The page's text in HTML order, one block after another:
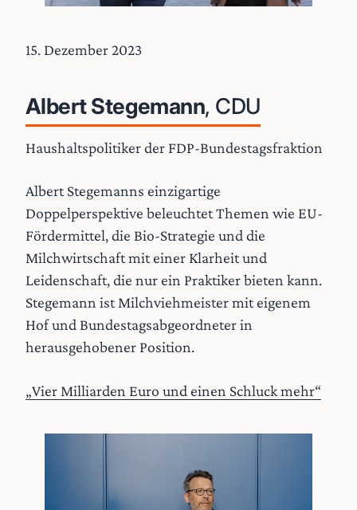
15. Dezember 2023
Albert Stegemann, CDU
Haushaltspolitiker der FDP-Bundestagsfraktion
Albert Stegemanns einzigartige
Doppelperspektive beleuchtet Themen wie EU-
Fördermittel, die Bio-Strategie und die
Milchwirtschaft mit einer Klarheit und
Leidenschaft, die nur ein Praktiker bieten kann.
Stegemann ist Milchviehmeister mit eigenem
Hof und Bundestagsabgeordneter in
herausgehobener Position.
„Vier Milliarden Euro und einen Schluck mehr“